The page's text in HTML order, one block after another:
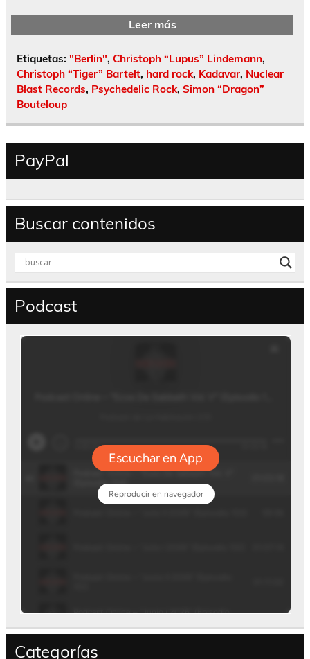
Leer más
Etiquetas: "Berlin", Christoph “Lupus” Lindemann,
Christoph “Tiger” Bartelt, hard rock, Kadavar, Nuclear
Blast Records, Psychedelic Rock, Simon “Dragon”
Bouteloup
PayPal
Buscar contenidos
Podcast
Categorías